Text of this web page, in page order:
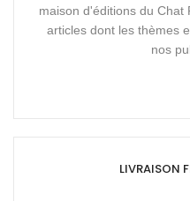
maison d'éditions du Chat
articles dont les thèmes
nos
LIVRAISON